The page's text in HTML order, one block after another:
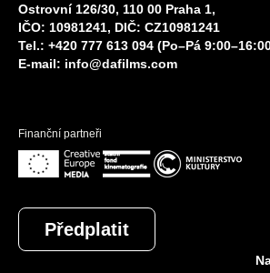
Ostrovní 126/30, 110 00 Praha 1,
IČO: 10981241, DIČ: CZ10981241
Tel.: +420 777 613 094 (Po–Pá
E-mail: info@dafilms.com
Finanční partneři
Předplatit